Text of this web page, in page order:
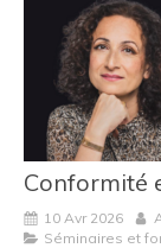
10 Avr 2026
Séminaires et